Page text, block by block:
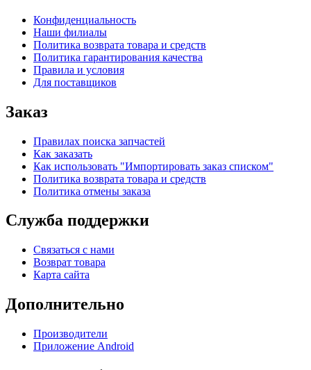
Конфиденциальность
Наши филиалы
Политика возврата товара и средств
Политика гарантирования качества
Правила и условия
Для поставщиков
Заказ
Правилах поиска запчастей
Как заказать
Как использовать "Импортировать заказ списком"
Политика возврата товара и средств
Политика отмены заказа
Служба поддержки
Связаться с нами
Возврат товара
Карта сайта
Дополнительно
Производители
Приложение Android